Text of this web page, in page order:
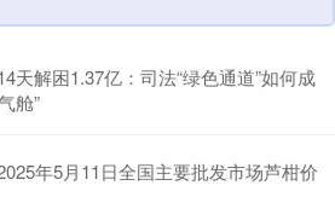
天解困1.37亿：司法“绿色通道”如何成
舱”
年5月11日全国主要批发市场芦柑价